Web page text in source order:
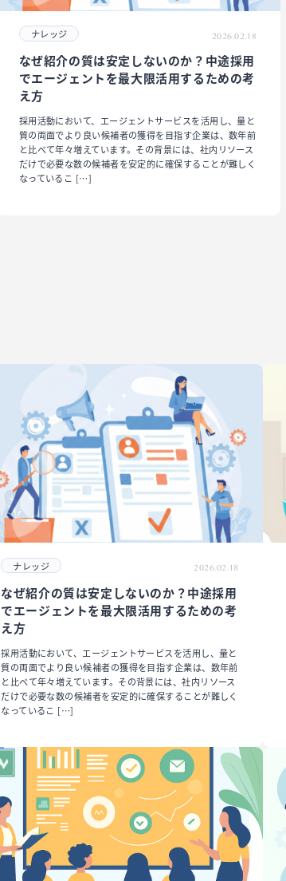
ナレッジ 2026.02.18
なぜ紹介の質は安定しないのか？中途採用
でエージェントを最大限活用するための考
え方
採用活動において、エージェントサービスを活用し、量と
質の両面でより良い候補者の獲得を目指す企業は、数年前
と比べて年々増えています。その背景には、社内リソース
だけで必要な数の候補者を安定的に確保することが難しく
なっているこ […]
ナレッジ 2026.02.18
なぜ紹介の質は安定しないのか？中途採用
でエージェントを最大限活用するための考
え方
採用活動において、エージェントサービスを活用し、量と
質の両面でより良い候補者の獲得を目指す企業は、数年前
と比べて年々増えています。その背景には、社内リソース
だけで必要な数の候補者を安定的に確保することが難しく
なっているこ […]